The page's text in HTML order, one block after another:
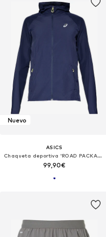
Nuevo
ASICS
Chaqueta deportiva 'ROAD PACKABLE'
99,90€